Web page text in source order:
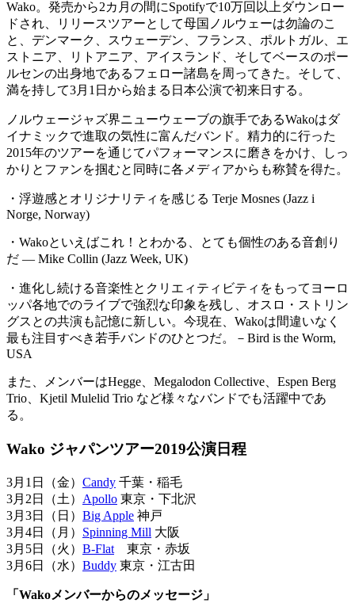
Wako。発売から2カ月の間にSpotifyで10万回以上ダウンロー
ドされ、リリースツアーとして母国ノルウェーは勿論のこ
と、デンマーク、スウェーデン、フランス、ポルトガル、エ
ストニア、リトアニア、アイスランド、そしてベースのポー
ルセンの出身地であるフェロー諸島を周ってきた。そして、
満を持して3月1日から始まる日本公演で初来日する。
ノルウェージャズ界ニューウェーブの旗手であるWakoはダ
イナミックで進取の気性に富んだバンド。精力的に行った
2015年のツアーを通じてパフォーマンスに磨きをかけ、しっ
かりとファンを掴むと同時に各メディアからも称賛を得た。
・浮遊感とオリジナリティを感じる Terje Mosnes (Jazz i
Norge, Norway)
・Wakoといえばこれ！とわかる、とても個性のある音創り
だ — Mike Collin (Jazz Week, UK)
・進化し続ける音楽性とクリエィティビティをもってヨーロ
ッパ各地でのライブで強烈な印象を残し、オスロ・ストリン
グスとの共演も記憶に新しい。今現在、Wakoは間違いなく
最も注目すべき若手バンドのひとつだ。－Bird is the Worm,
USA
また、メンバーはHegge、Megalodon Collective、Espen Berg
Trio、Kjetil Mulelid Trio など様々なバンドでも活躍中であ
る。
Wako ジャパンツアー2019公演日程
3月1日（金） Candy 千葉・稲毛
3月2日（土） Apollo 東京・下北沢
3月3日（日） Big Apple 神戸
3月4日（月） Spinning Mill 大阪
3月5日（火） B-Flat 東京・赤坂
3月6日（水） Buddy 東京・江古田
「Wakoメンバーからのメッセージ」